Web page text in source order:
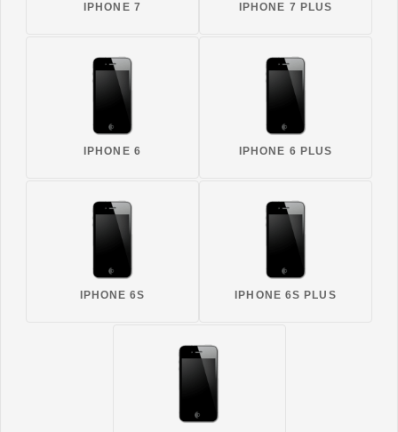
IPHONE 7 IPHONE 7 PLUS
IPHONE 6 IPHONE 6 PLUS
IPHONE 6S IPHONE 6S PLUS